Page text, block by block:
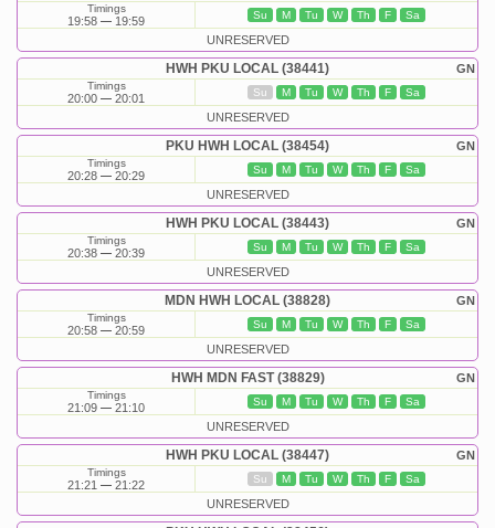
Timings
19:58 19:59 Su M Tu W Th F Sa
UNRESERVED
GN
HWH PKU LOCAL (38441)
Timings
20:00 20:01 Su M Tu W Th F Sa
UNRESERVED
GN
PKU HWH LOCAL (38454)
Timings
20:28 20:29 Su M Tu W Th F Sa
UNRESERVED
GN
HWH PKU LOCAL (38443)
Timings
20:38 20:39 Su M Tu W Th F Sa
UNRESERVED
GN
MDN HWH LOCAL (38828)
Timings
20:58 20:59 Su M Tu W Th F Sa
UNRESERVED
GN
HWH MDN FAST (38829)
Timings
21:09 21:10 Su M Tu W Th F Sa
UNRESERVED
GN
HWH PKU LOCAL (38447)
Timings
21:21 21:22 Su M Tu W Th F Sa
UNRESERVED